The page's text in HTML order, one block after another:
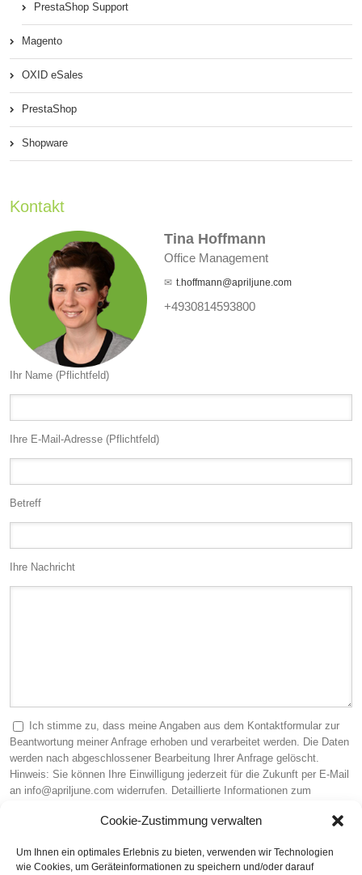
Cookie-Zustimmung verwalten
Um Ihnen ein optimales Erlebnis zu bieten, verwenden wir Technologien
wie Cookies, um Geräteinformationen zu speichern und/oder darauf
PrestaShop Support
Magento
OXID eSales
PrestaShop
Shopware
Kontakt
Tina Hoffmann
Office Management
t.hoffmann@apriljune.com
+4930814593800
Ihr Name (Pflichtfeld)
Ihre E-Mail-Adresse (Pflichtfeld)
Betreff
Ihre Nachricht
Ich stimme zu, dass meine Angaben aus dem Kontaktformular zur
Beantwortung meiner Anfrage erhoben und verarbeitet werden. Die Daten
werden nach abgeschlossener Bearbeitung Ihrer Anfrage gelöscht.
Hinweis: Sie können Ihre Einwilligung jederzeit für die Zukunft per E-Mail
an info@apriljune.com widerrufen. Detaillierte Informationen zum